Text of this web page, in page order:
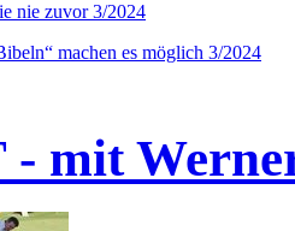
nie zuvor 3/2024
machen es möglich 3/2024
mit